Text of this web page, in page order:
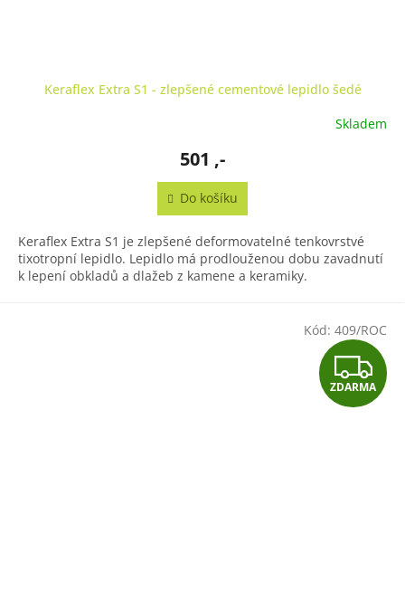
Keraflex Extra S1 - zlepšené cementové lepidlo šedé
Skladem
501 ,-
Do košíku
Keraflex Extra S1 je zlepšené deformovatelné tenkovrstvé
tixotropní lepidlo. Lepidlo má prodlouženou dobu zavadnutí
k lepení obkladů a dlažeb z kamene a keramiky.
Z
D
ZDARMA
Kód: 409/ROC